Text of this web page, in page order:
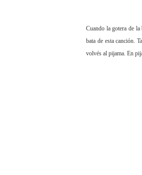
Cuando la gotera de
bata de esta canción.
volvés al pijama. En